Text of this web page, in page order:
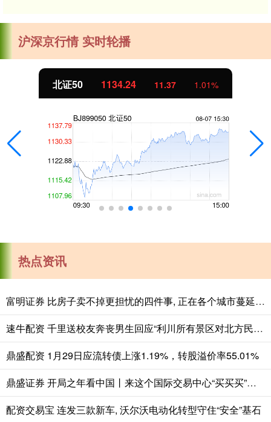
沪深京行情 实时轮播
北证50 1134.24 11.37 1.01%
热点资讯
富明证券 比房子卖不掉更担忧的四件事, 正在各个城市蔓延, 老百姓要警惕
速牛配资 千里送校友奔丧男生回应“利川所有景区对北方民大师生免费”：感谢整座城市的温柔回应
鼎盛配资 1月29日应流转债上涨1.19%，转股溢价率55.01%
鼎盛证券 开局之年看中国丨来这个国际交易中心“买买买”，真香！
配资交易宝 连发三款新车, 沃尔沃电动化转型守住“安全”基石